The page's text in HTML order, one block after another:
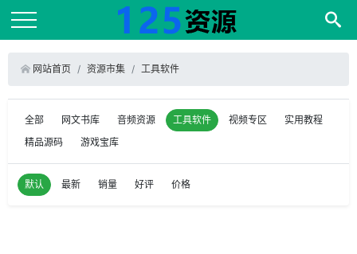
网站首页 资源市集 工具软件
全部 网文书库 音频资源 工具软件 视频专区
实用教程
精品源码
游戏宝库
默认 最新 销量 好评 价格